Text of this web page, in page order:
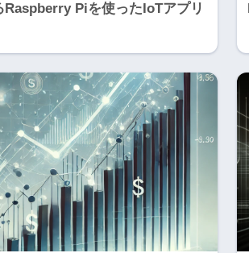
Raspberry Piを使ったIoTアプリ